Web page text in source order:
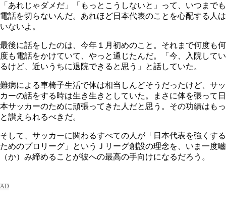
「あれじゃダメだ」「もっとこうしないと」って、いつまでも
電話を切らないんだ。あれほど日本代表のことを心配する人は
いないよ。
最後に話をしたのは、今年１月初めのこと。それまで何度も何
度も電話をかけていて、やっと通じたんだ。「今、入院してい
るけど、近いうちに退院できると思う」と話していた。
難病による車椅子生活で体は相当しんどそうだったけど、サッ
カーの話をする時は生き生きとしていた。まさに体を張って日
本サッカーのために頑張ってきた人だと思う。その功績はもっ
と讃えられるべきだ。
そして、サッカーに関わるすべての人が「日本代表を強くする
ためのプロリーグ」というＪリーグ創設の理念を、いま一度嚙
（か）み締めることが彼への最高の手向けになるだろう。